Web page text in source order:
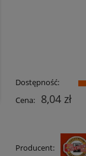
Dostępność:
Cena:
8,04 zł
Producent: